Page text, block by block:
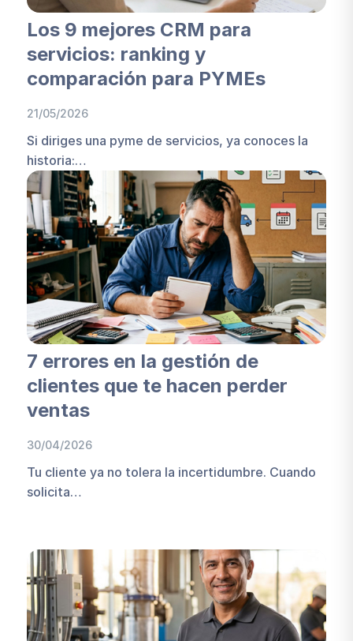
Los 9 mejores CRM para
servicios: ranking y
comparación para PYMEs
21/05/2026
Si diriges una pyme de servicios, ya conoces la
historia:…
7 errores en la gestión de
clientes que te hacen perder
ventas
30/04/2026
Tu cliente ya no tolera la incertidumbre. Cuando
solicita…